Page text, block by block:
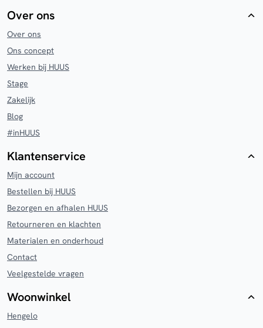
Over ons
Over ons
Ons concept
Werken bij HUUS
Stage
Zakelijk
Blog
#inHUUS
Klantenservice
Mijn account
Bestellen bij HUUS
Bezorgen en afhalen HUUS
Retourneren en klachten
Materialen en onderhoud
Contact
Veelgestelde vragen
Woonwinkel
Hengelo